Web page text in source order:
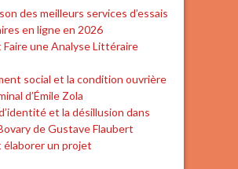
des meilleurs services d’essais
en ligne en 2026
Faire une Analyse Littéraire
social et la condition ouvrière
d’Émile Zola
et la désillusion dans
de Gustave Flaubert
élaborer un projet